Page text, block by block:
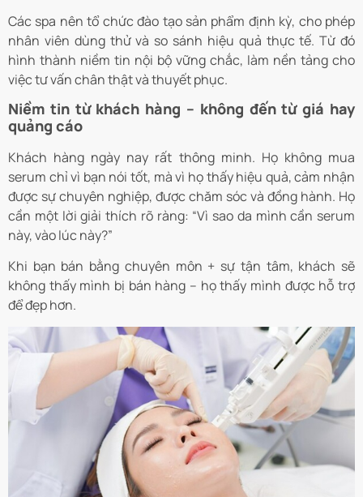
Các spa nên tổ chức đào tạo sản phẩm định kỳ, cho phép
nhân viên dùng thử và so sánh hiệu quả thực tế. Từ đó
hình thành niềm tin nội bộ vững chắc, làm nền tảng cho
việc tư vấn chân thật và thuyết phục.
Niềm tin từ khách hàng – không đến từ giá hay
quảng cáo
Khách hàng ngày nay rất thông minh. Họ không mua
serum chỉ vì bạn nói tốt, mà vì họ thấy hiệu quả, cảm nhận
được sự chuyên nghiệp, được chăm sóc và đồng hành. Họ
cần một lời giải thích rõ ràng: “Vì sao da mình cần serum
này, vào lúc này?”
Khi bạn bán bằng chuyên môn + sự tận tâm, khách sẽ
không thấy mình bị bán hàng – họ thấy mình được hỗ trợ
để đẹp hơn.